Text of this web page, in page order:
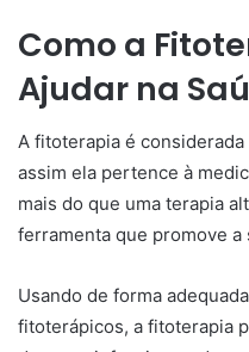
Como a
Ajudar na
A fitoterapia é
assim ela pertence à
mais do que uma terapia
ferramenta que promove a
Usando de forma
fitoterápicos, a fitoterapia